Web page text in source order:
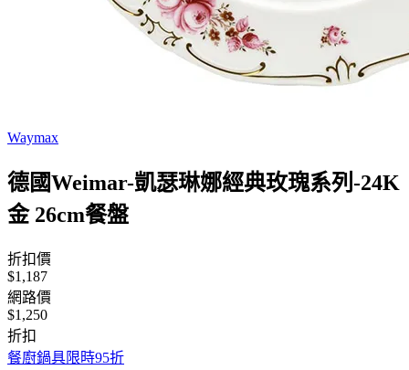
Waymax
德國Weimar-凱瑟琳娜經典玫瑰系列-24K
金 26cm餐盤
折扣價
$1,187
網路價
$1,250
折扣
餐廚鍋具限時95折